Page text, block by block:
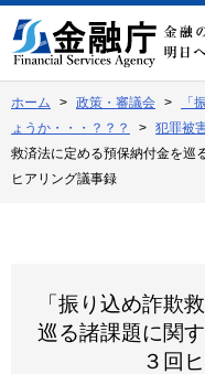
文
へ
動
ホーム 政策・審議会
「
ょうか・・・？？？
犯罪被
救済法に定める預保納付金を巡
ヒアリング議事録
「振り込め詐欺
巡る諸課題に関
３回